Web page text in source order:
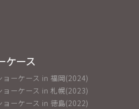
ケース
ーケース in 福岡(2024)
ーケース in 札幌(2023)
ーケース in 徳島(2022)